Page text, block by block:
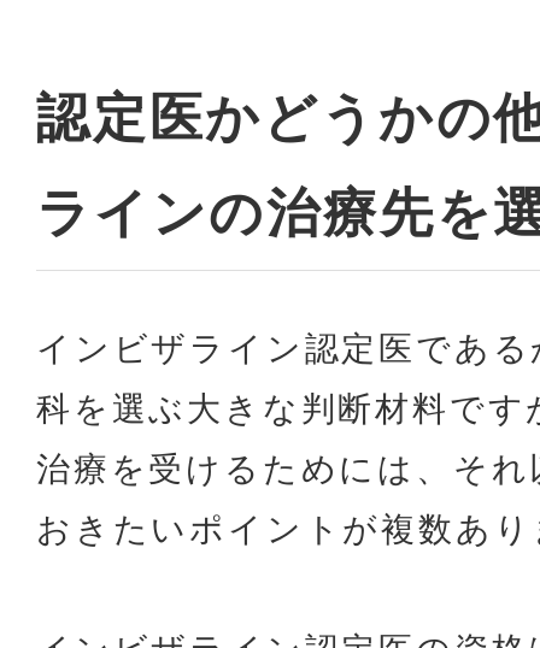
認定医かどうかの
ラインの治療先を
インビザライン認定医であ
科を選ぶ大きな判断材料で
治療を受けるためには、そ
おきたいポイントが複数あ